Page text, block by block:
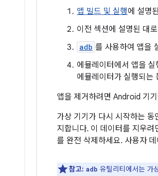
앱 빌드 및 실행에 설명
이전 섹션에 설명된 대
adb 를 사용하여 앱을
에뮬레이터에서 앱을
에뮬레이터가 실행되는
앱을 제거하려면 Android 기
가상 기기가 다시 시작하는
지합니다. 이 데이터를 지우려
를 완전 삭제하세요. 사용자
참고: adb 유틸리티에서는 가